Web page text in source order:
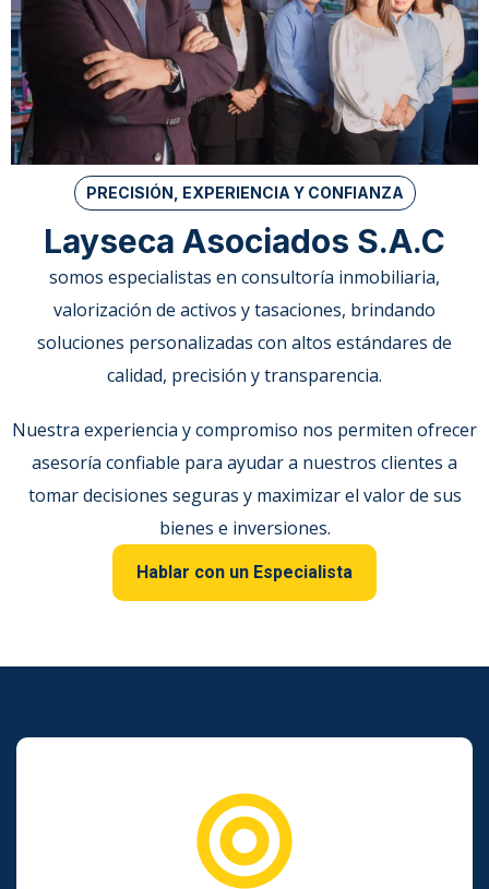
PRECISIÓN, EXPERIENCIA Y CONFIANZA
Layseca Asociados S.A.C
somos especialistas en consultoría inmobiliaria,
valorización de activos y tasaciones, brindando
soluciones personalizadas con altos estándares de
calidad, precisión y transparencia.
Nuestra experiencia y compromiso nos permiten ofrecer
asesoría confiable para ayudar a nuestros clientes a
tomar decisiones seguras y maximizar el valor de sus
bienes e inversiones.
Hablar con un Especialista